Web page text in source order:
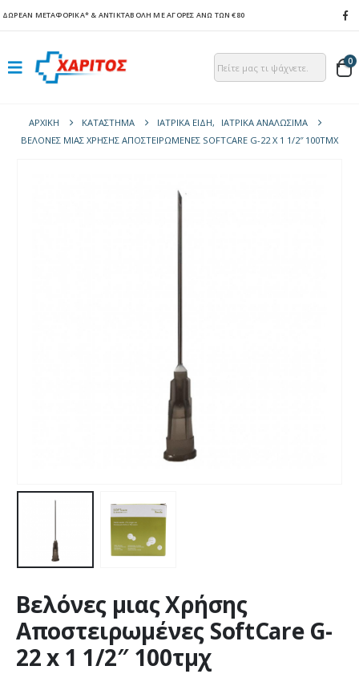
ΔΩΡΕΑΝ ΜΕΤΑΦΟΡΙΚΑ* & ΑΝΤΙΚΤΑΒΟΛΗ ΜΕ ΑΓΟΡΕΣ ΑΝΩ ΤΩΝ €80
0
ΑΡΧΙΚΉ ΚΑΤΆΣΤΗΜΑ ΙΑΤΡΙΚΑ ΕΙΔΗ,
ΙΑΤΡΙΚΑ ΑΝΑΛΩΣΙΜΑ
ΒΕΛΌΝΕΣ ΜΙΑΣ ΧΡΉΣΗΣ ΑΠΟΣΤΕΙΡΩΜΈΝΕΣ SOFTCARE G-22 X 1 1/2″ 100ΤΜΧ
Βελόνες μιας Χρήσης
Αποστειρωμένες SoftCare G-
22 x 1 1/2″ 100τμχ